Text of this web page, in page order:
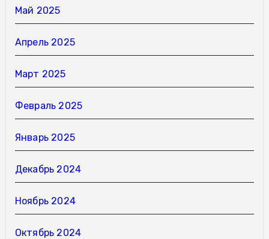
Май 2025
Апрель 2025
Март 2025
Февраль 2025
Январь 2025
Декабрь 2024
Ноябрь 2024
Октябрь 2024